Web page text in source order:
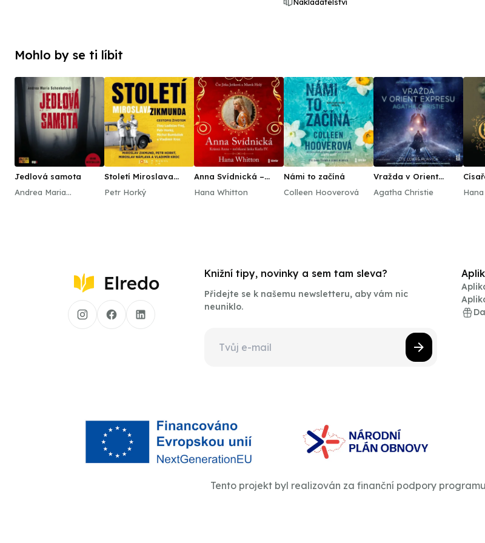
Mohlo by se ti líbit
Jedlová samota
Andrea Maria
Století Miroslava
Petr Horký
Anna Svídnická –
nečekaná láska Karla
Hana Whitton
Námi to začíná
Colleen Hooverová
Vražda v Orient
Agatha Christie
Knižní tipy, novinky a sem tam sleva?
Přidejte se k našemu newsletteru, aby vám nic
neuniklo.
Tento projekt byl realizován za finanční podpory